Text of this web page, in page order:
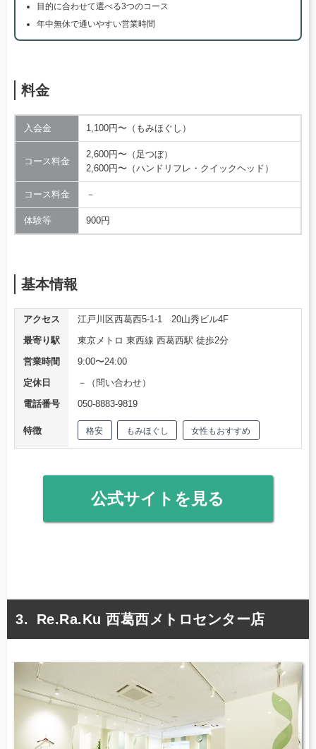
目的に合わせて選べる3つのコース
年中無休で通いやすい営業時間
料金
入会金 1,100円〜（もみほぐし）
コース料金
2,600円〜（足つぼ）
2,600円〜（ハンドリフレ・クイックヘッド）
コース料金 －
体験等 900円
基本情報
アクセス
江戸川区西葛西5-1-1 20山秀ビル4F
最寄り駅
東京メトロ 東西線 西葛西駅 徒歩2分
営業時間
9:00〜24:00
定休日
－（問い合わせ）
電話番号
050-8883-9819
特徴 格安 もみほぐし 女性もおすすめ
公式サイトを見る
Re.Ra.Ku 西葛西メトロセンター店